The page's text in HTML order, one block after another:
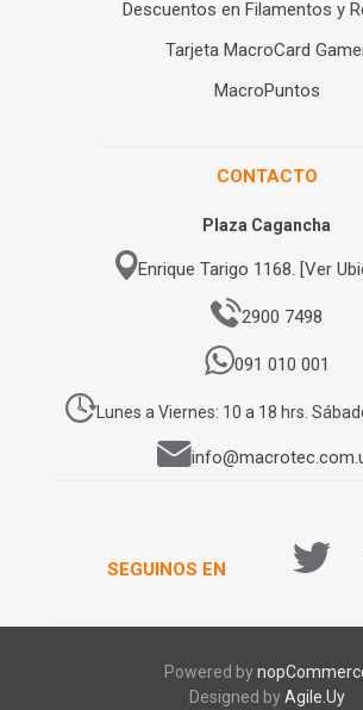
Descuentos en Filamentos y
Tarjeta MacroCard
MacroPuntos
CONTACTO
Plaza Cagancha
Enrique Tarigo 1168. [Ver
2900 7498
091 010 001
Lunes a Viernes: 10 a 18 hrs.
SEGUINOS EN
Powered by
Designed byAgile.Uy